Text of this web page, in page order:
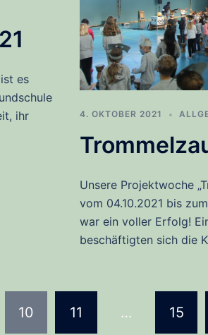
es
ihr
4. OKTOBER 2021
Unsere Projektwoche
vom 04.10.2021 bis
war ein voller Erfolg!
beschäftigten sich die
10 11 … 15